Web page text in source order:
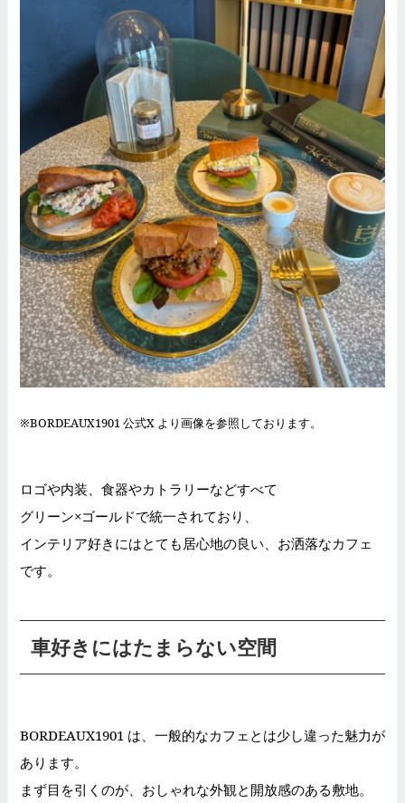
※BORDEAUX1901 公式X より画像を参照しております。
ロゴや内装、食器やカトラリーなどすべて
グリーン×ゴールドで統一されており、
インテリア好きにはとても居心地の良い、お洒落なカフェ
です。
車好きにはたまらない空間
BORDEAUX1901 は、一般的なカフェとは少し違った魅力が
あります。
まず目を引くのが、おしゃれな外観と開放感のある敷地。